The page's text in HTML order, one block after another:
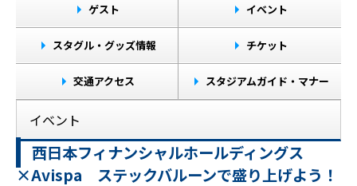
ゲスト イベント
スタグル・グッズ情報 チケット
交通アクセス スタジアムガイド・マナー
イベント
西日本フィナンシャルホールディングス
×Avispa ステックバルーンで盛り上げよう！